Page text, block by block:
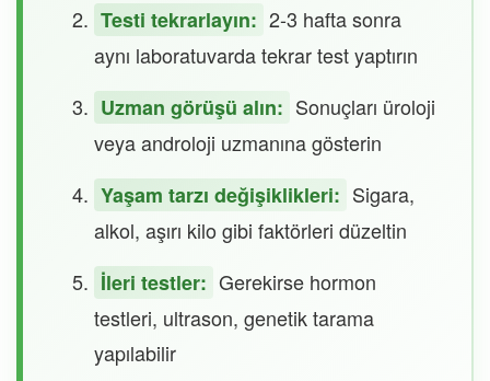
Testi tekrarlayın: 2-3 hafta sonra
aynı laboratuvarda tekrar test yaptırın
Uzman görüşü alın: Sonuçları üroloji
veya androloji uzmanına gösterin
Yaşam tarzı değişiklikleri: Sigara,
alkol, aşırı kilo gibi faktörleri düzeltin
İleri testler: Gerekirse hormon
testleri, ultrason, genetik tarama
yapılabilir